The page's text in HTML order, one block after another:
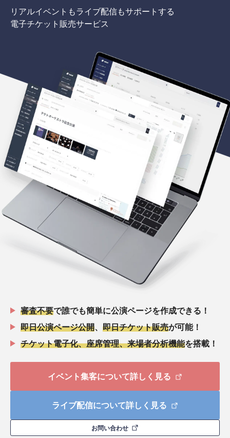
リアルイベントもライブ配信もサポートする
電子チケット販売サービス
審査不要で誰でも簡単に公演ページを作成できる！
即日公演ページ公開
即日チケット販売が可能！
チケット電子化、座席管理、来場者分析機能を搭載！
イベント集客について詳しく見る
ライブ配信について詳しく見る
お問い合わせ